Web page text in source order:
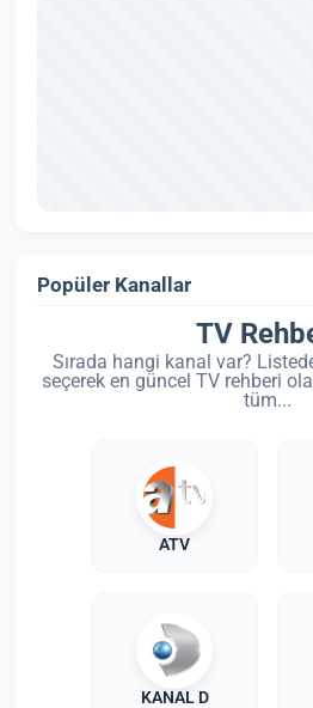
Popüler Kanallar
TV
Sırada hangi kanal var?
seçerek en güncel TV rehberi
tüm...
ATV
KANAL D